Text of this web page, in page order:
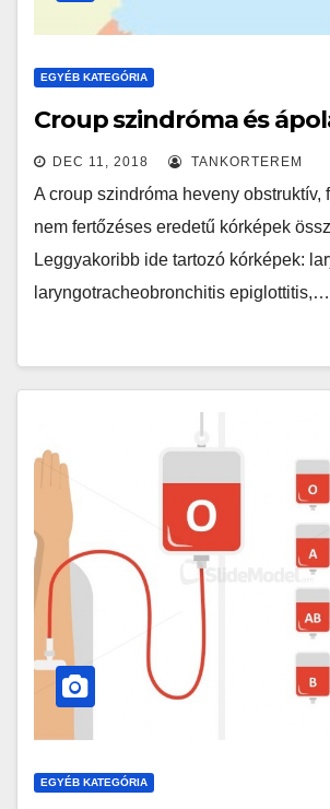
EGYÉB KATEGÓRIA
Croup szindróma és
DEC 11, 2018 TANKORTEREM
A croup szindróma heveny obstruktív,
nem fertőzéses eredetű kórképek
Leggyakoribb ide tartozó kórképek:
laryngotracheobronchitis epiglottitis,…
EGYÉB KATEGÓRIA